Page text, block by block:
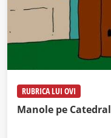
RUBRICA LUI OVI
Manole pe